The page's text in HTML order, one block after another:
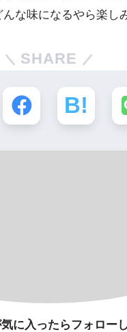
な味になるやら楽し
SHARE
に入ったらフォロー